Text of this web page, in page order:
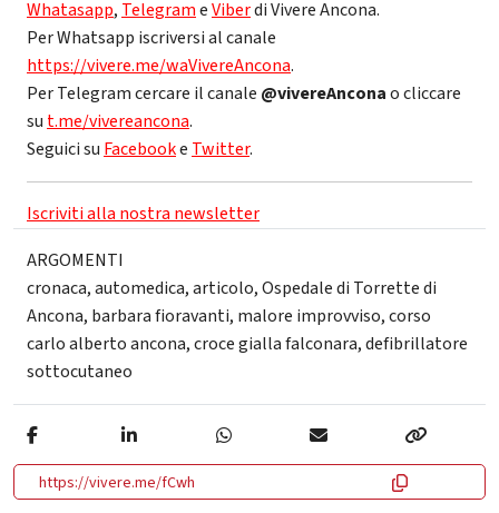
Whatasapp, TelegrameViberdi Vivere Ancona.
Per Whatsapp iscriversi al canale
https://vivere.me/waVivereAncona.
Per Telegram cercare il canale @vivereAnconao cliccare
su t.me/vivereancona.
Seguici su Facebooke Twitter.
Iscriviti alla nostra newsletter
ARGOMENTI
cronaca,automedica,articolo,Ospedale di Torrette di
Ancona, barbara fioravanti, malore improvviso,corso
carlo alberto ancona,croce gialla falconara,defibrillatore
sottocutaneo
https://vivere.me/fCwh